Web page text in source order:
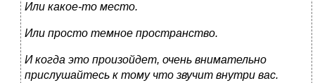
Или какое-то место.
Или просто темное пространство.
И когда это произойдет, очень внимательно
прислушайтесь к тому что звучит внутри вас.